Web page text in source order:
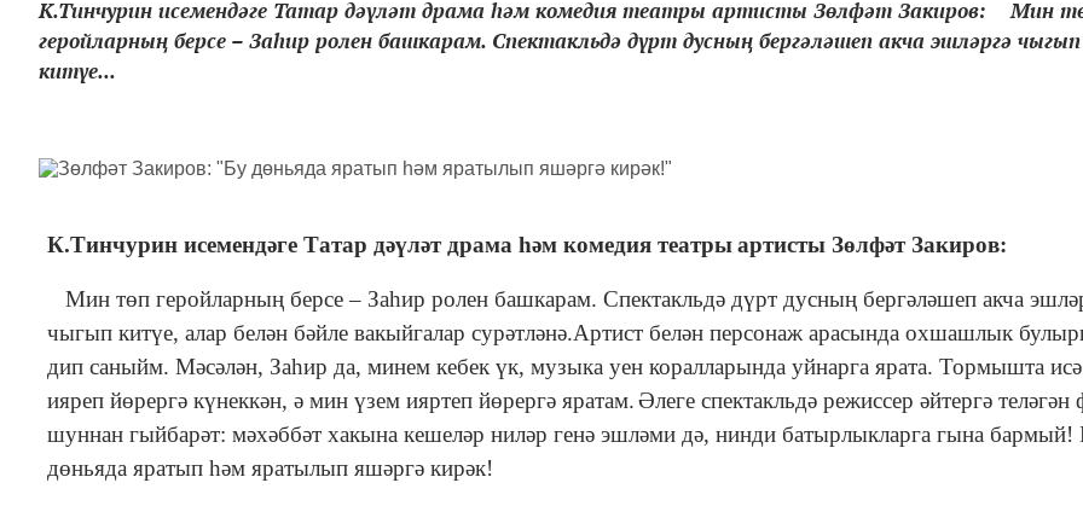
К.Тинчурин исемендәге Татар дәүләт драма һәм комедия театры артисты Зөлфәт Закиров: Мин
геройларның берсе – Заһир ролен башкарам. Спектакльдә дүрт дусның бергәләшеп акча эшләргә чыгып
китүе...
К.Тинчурин исемендәге Татар дәүләт драма һәм комедия театрыартисты Зөлфәт Закиров:
Мин төп геройларның берсе – Заһир ролен башкарам. Спектакльдә дүрт дусның бергәләшеп акча
чыгып китүе, алар белән бәйле вакыйгалар сурәтләнә.Артист белән персонаж арасында охшашлык
дип саныйм. Мәсәлән, Заһир да, минем кебек үк, музыка уен коралларында уйнарга ярата. Тормышта
ияреп йөрергә күнеккән, ә мин үзем ияртеп йөрергә яратам.Әлеге спектакльдә режиссер әйтергә теләгән
шуннан гыйбарәт: мәхәббәт хакына кешеләр ниләр генә эшләми дә, нинди батырлыкларга гына бармый!
дөньяда яратып һәм яратылып яшәргә кирәк!